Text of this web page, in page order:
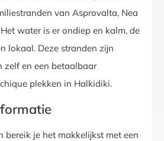
van Asprovalta, Nea
water is er ondiep en kalm, de
lokaal. Deze stranden zijn
zelf en een betaalbaar
plekken in Halkidiki.
bereik je het makkelijkst met een